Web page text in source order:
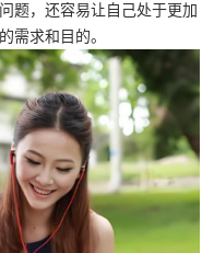
题，还容易让自己处于更加
需求和目的。